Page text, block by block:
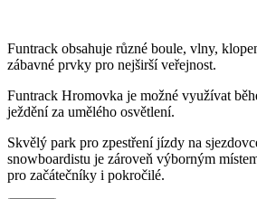
Funtrack obsahuje různé boule, vlny,
zábavné prvky pro nejširší veřejnost.
Funtrack Hromovka je možné využívat
ježdění za umělého osvětlení.
Skvělý park pro zpestření jízdy na
snowboardistu je zároveň výborným
pro začátečníky i pokročilé.